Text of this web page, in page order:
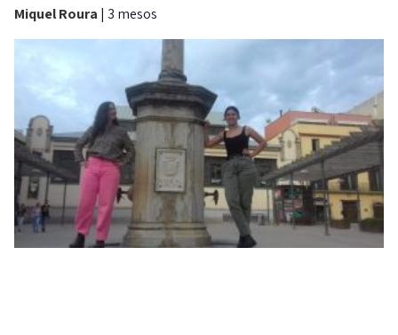
Miquel Roura | 3 mesos